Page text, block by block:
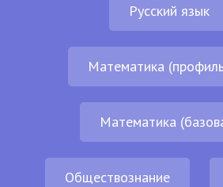
Русский язык
Математика
Математика
Обществознание